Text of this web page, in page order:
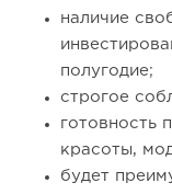
76
наличие
полугодие;
строгое
готовность
красоты,
будет